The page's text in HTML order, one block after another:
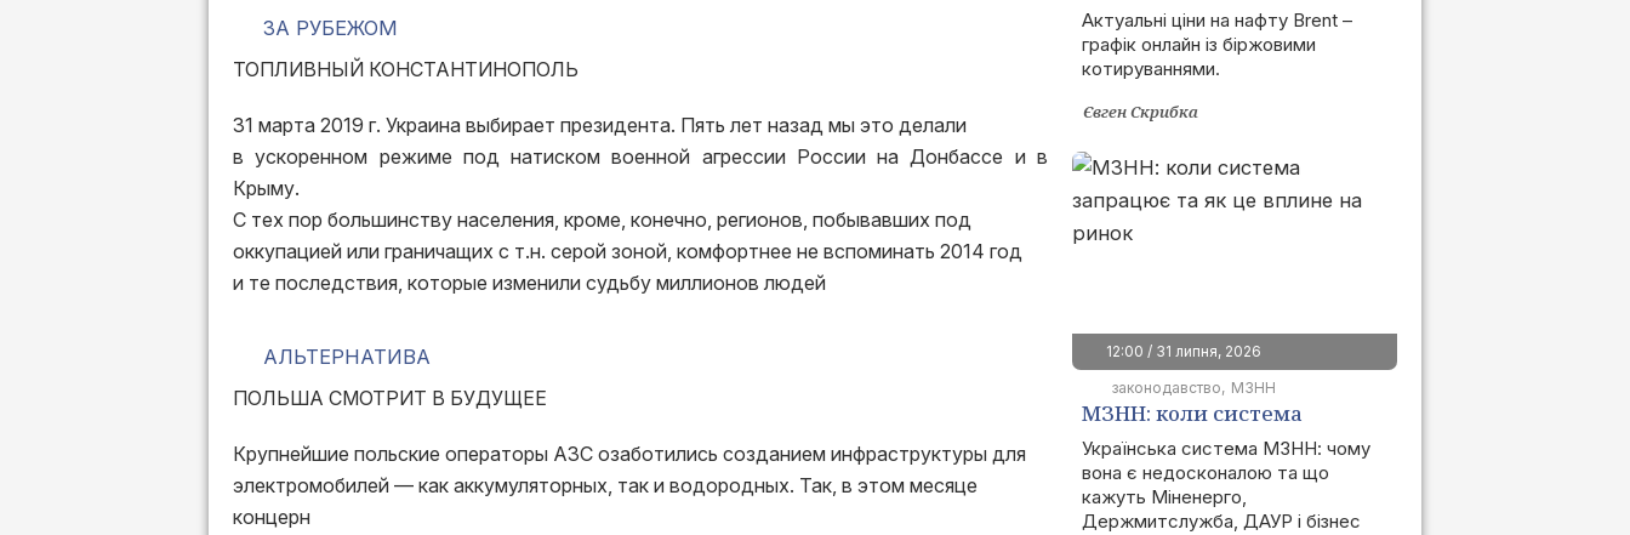
ЗА РУБЕЖОМ
ТОПЛИВНЫЙ КОНСТАНТИНОПОЛЬ
31 марта 2019 г. Украина выбирает президента. Пять лет назад мы это делали
в ускоренном режиме под натиском военной агрессии России на Донбассе и в
Крыму.
С тех пор большинству населения, кроме, конечно, регионов, побывавших под
оккупацией или граничащих с т.н. серой зоной, комфортнее не вспоминать 2014 год
и те последствия, которые изменили судьбу миллионов людей
АЛЬТЕРНАТИВА
ПОЛЬША СМОТРИТ В БУДУЩЕЕ
Крупнейшие польские операторы АЗС озаботились созданием инфраструктуры для
электромобилей — как аккумуляторных, так и водородных. Так, в этом месяце
концерн
сьогодні | графік онлайн
Актуальні ціни на нафту Brent –
графік онлайн із біржовими
котируваннями.
Євген Скрибка
12:00 / 31 липня, 2026
законодавство
МЗНН
МЗНН: коли система
запрацює та як це вплине
на ринок
Українська система МЗНН: чому
вона є недосконалою та що
кажуть Міненерго,
Держмитслужба, ДАУР і бізнес